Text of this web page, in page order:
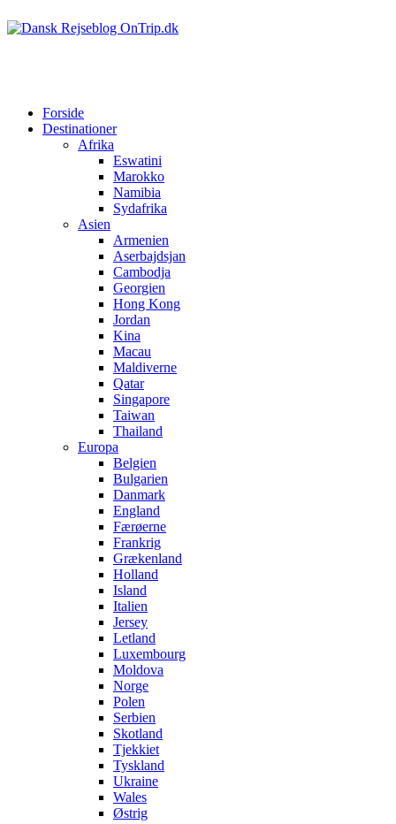
Forside
Destinationer
Afrika
Eswatini
Marokko
Namibia
Sydafrika
Asien
Armenien
Aserbajdsjan
Cambodja
Georgien
Hong Kong
Jordan
Kina
Macau
Maldiverne
Qatar
Singapore
Taiwan
Thailand
Europa
Belgien
Bulgarien
Danmark
England
Færøerne
Frankrig
Grækenland
Holland
Island
Italien
Jersey
Letland
Luxembourg
Moldova
Norge
Polen
Serbien
Skotland
Tjekkiet
Tyskland
Ukraine
Wales
Østrig